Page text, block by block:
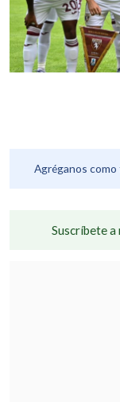
Agréganos
Suscríbete a